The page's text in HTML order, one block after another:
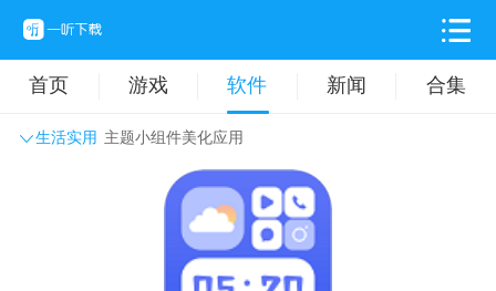
首页 游戏 软件 新闻 合集
生活实用 主题小组件美化应用
主题壁纸 旅游出行
拍摄美化 时尚购物